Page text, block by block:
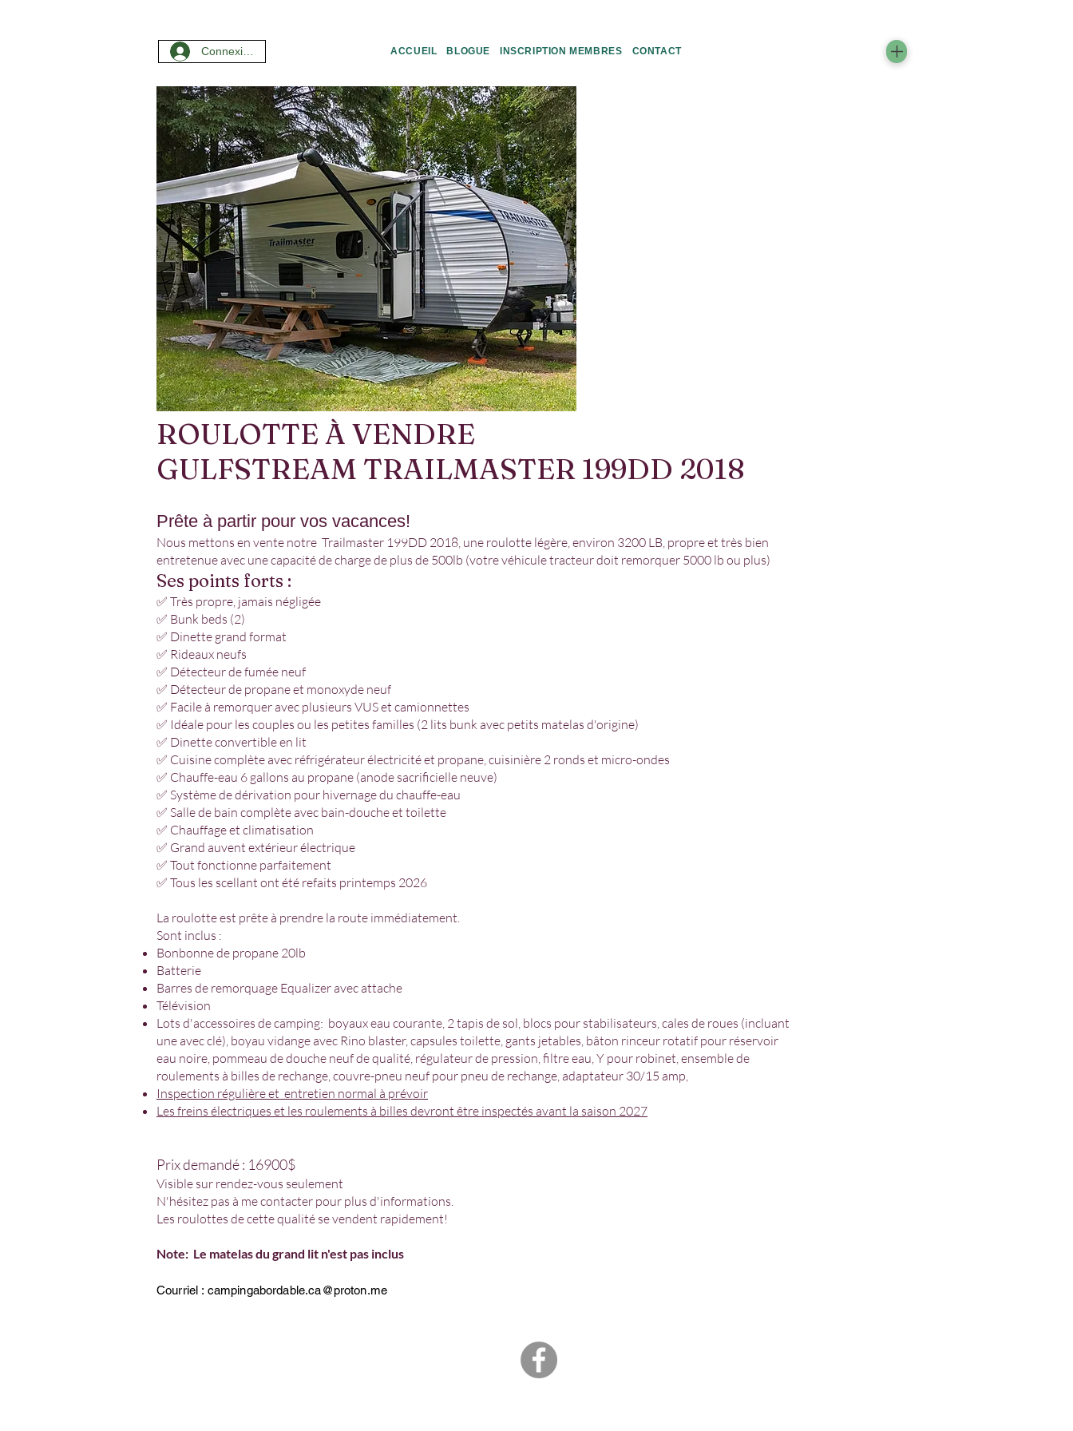
Connexion ACCUEIL BLOGUE INSCRIPTION MEMBRES CONTACT
ROULOTTE À VENDRE
GULFSTREAM TRAILMASTER 199DD 2018
Prête à partir pour vos vacances!
Nous mettons en vente notre Trailmaster 199DD 2018, une roulotte légère, environ 3200 LB, propre et très bien
entretenue avec une capacité de charge de plus de 500lb (votre véhicule tracteur doit remorquer 5000 lb ou plus)
Ses points forts :
✅ Très propre, jamais négligée
✅ Bunk beds (2)
✅ Dinette grand format
✅ Rideaux neufs
✅ Détecteur de fumée neuf
✅ Détecteur de propane et monoxyde neuf
✅ Facile à remorquer avec plusieurs VUS et camionnettes
✅ Idéale pour les couples ou les petites familles (2 lits bunk avec petits matelas d'origine)
✅ Dinette convertible en lit
✅ Cuisine complète avec réfrigérateur électricité et propane, cuisinière 2 ronds et micro-ondes
✅ Chauffe-eau 6 gallons au propane (anode sacrificielle neuve)
✅ Système de dérivation pour hivernage du chauffe-eau
✅ Salle de bain complète avec bain-douche et toilette
✅ Chauffage et climatisation
✅ Grand auvent extérieur électrique
✅ Tout fonctionne parfaitement
✅ Tous les scellant ont été refaits printemps 2026
La roulotte est prête à prendre la route immédiatement.
Sont inclus :
Bonbonne de propane 20lb
Batterie
Barres de remorquage Equalizer avec attache
Télévision
Lots d'accessoires de camping: boyaux eau courante, 2 tapis de sol, blocs pour stabilisateurs, cales de roues (incluant
une avec clé), boyau vidange avec Rino blaster, capsules toilette, gants jetables, bâton rinceur rotatif pour réservoir
eau noire, pommeau de douche neuf de qualité, régulateur de pression, filtre eau, Y pour robinet, ensemble de
roulements à billes de rechange, couvre-pneu neuf pour pneu de rechange, adaptateur 30/15 amp,
Inspection régulière et entretien normal à prévoir
Les freins électriques et les roulements à billes devront être inspectés avant la saison 2027
Prix demandé : 16900$
Visible sur rendez-vous seulement
N'hésitez pas à me contacter pour plus d'informations.
Les roulottes de cette qualité se vendent rapidement!
Note: Le matelas du grand lit n'est pas inclus
Courriel : campingabordable.ca@proton.me